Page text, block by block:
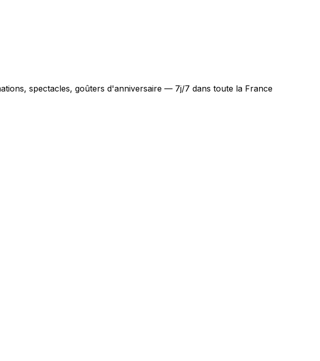
spectacles, goûters d'anniversaire — 7j/7 dans toute la France